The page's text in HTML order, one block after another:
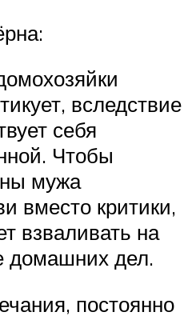
вследствие
себя
Чтобы
мужа
вместо критики,
взваливать на
домашних дел.
постоянно